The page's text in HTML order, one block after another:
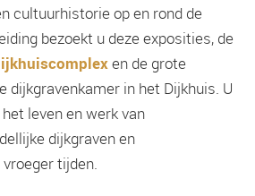
cultuurhistorie op en rond de
bezoekt u deze exposities, de
en de grote
dijkgravenkamer in het Dijkhuis. U
leven en werk van
dijkgraven en
tijden.